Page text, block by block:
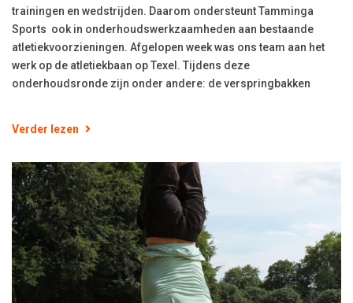
trainingen en wedstrijden. Daarom ondersteunt Tamminga
Sports ook in onderhoudswerkzaamheden aan bestaande
atletiekvoorzieningen. Afgelopen week was ons team aan het
werk op de atletiekbaan op Texel. Tijdens deze
onderhoudsronde zijn onder andere: de verspringbakken
Verder lezen